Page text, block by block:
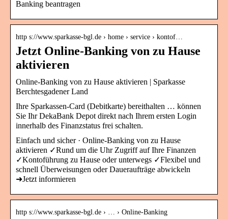
Banking beantragen
http s://www.sparkasse-bgl.de › home › service › kontof…
Jetzt Online-Banking von zu Hause
aktivieren
Online-Banking von zu Hause aktivieren | Sparkasse
Berchtesgadener Land
Ihre Sparkassen-Card (Debitkarte) bereithalten … können
Sie Ihr DekaBank Depot direkt nach Ihrem ersten Login
innerhalb des Finanzstatus frei schalten.
Einfach und sicher · Online-Banking von zu Hause
aktivieren ✓Rund um die Uhr Zugriff auf Ihre Finanzen
✓Kontoführung zu Hause oder unterwegs ✓Flexibel und
schnell Überweisungen oder Daueraufträge abwickeln
➜Jetzt informieren
http s://www.sparkasse-bgl.de › … › Online-Banking